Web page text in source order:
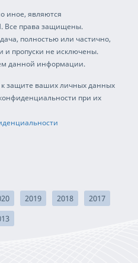
иное, являются
Все права защищены.
полностью или частично,
и пропуски не исключены.
данной информации.
защите ваших личных данных
при их
2019 2018
2017